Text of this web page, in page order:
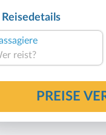
Reisedetails
reist?
PREISE